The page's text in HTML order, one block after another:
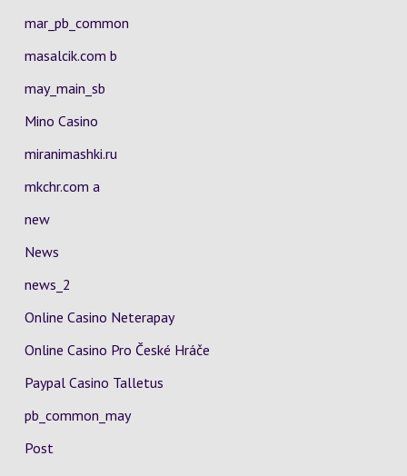
mar_pb_common
masalcik.com b
may_main_sb
Mino Casino
miranimashki.ru
mkchr.com a
new
News
news_2
Online Casino Neterapay
Online Casino Pro České Hráče
Paypal Casino Talletus
pb_common_may
Post